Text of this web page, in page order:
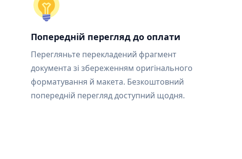
Попередній перегляд до оплати
Перегляньте перекладений фрагмент
документа зі збереженням оригінального
форматування й макета. Безкоштовний
попередній перегляд доступний щодня.